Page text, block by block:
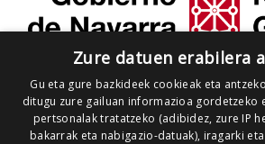
Zure datuen erabilera
Gu eta gure bazkideek cookieak eta
ditugu zure gailuan informazioa gordetzeko
pertsonalak tratatzeko (adibidez, zure IP
bakarrak eta nabigazio-datuak), iragarki